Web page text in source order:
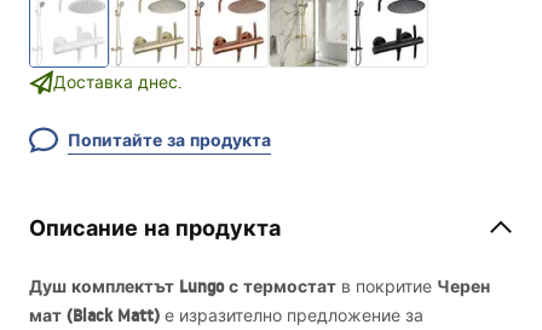
Доставка днес.
Попитайте за продукта
Описание на продукта
Душ комплектът Lungo с термостат в покритие Черен
мат (Black Matt) е изразително предложение за